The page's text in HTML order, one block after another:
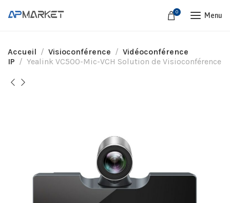
0 Menu
Accueil Visioconférence
Vidéoconférence
IP
Yealink VC500-Mic-VCH Solution de Visioconférence